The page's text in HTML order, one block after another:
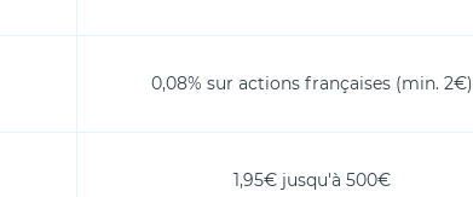
0,08% sur actions françaises (min. 2€)
1,95€ jusqu'à 500€